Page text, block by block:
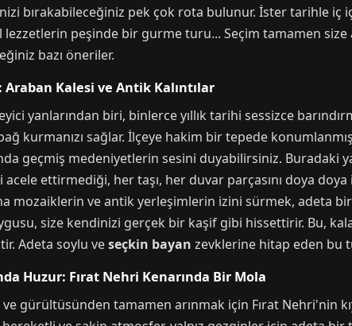
bırakabileceğiniz pek çok rota bulunur. İster tarihle iç
peşinde bir gurme turu... Seçim tamamen size
bazı öneriler.
Araban Kalesi ve Antik Kalıntılar
yanlarından biri, binlerce yıllık tarihi sessizce
kurmanızı sağlar. İlçeye hakim bir tepede
geçmiş medeniyetlerin sesini duyabilirsiniz. Buradaki
acele ettirmediği, her taşı, her duvar parçasını doya
mozaiklerin ve antik yerleşimlerin izini sürmek, adeta
size kendinizi gerçek bir kaşif gibi hissettirir. Bu,
Adeta soylu veseçkin bayan zevklerine hitap eden bu
Huzur: Fırat Nehri Kenarında Bir Mola
gürültüsünden tamamen arınmak için Fırat Nehri'nin